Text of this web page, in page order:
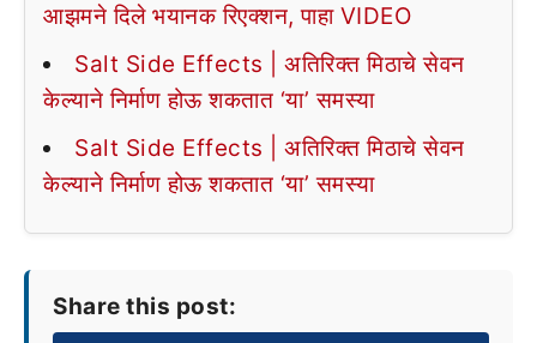
आझमने दिले भयानक रिएक्शन, पाहा VIDEO
Salt Side Effects | अतिरिक्त मिठाचे सेवन
केल्याने निर्माण होऊ शकतात ‘या’ समस्या
Salt Side Effects | अतिरिक्त मिठाचे सेवन
केल्याने निर्माण होऊ शकतात ‘या’ समस्या
Share this post: